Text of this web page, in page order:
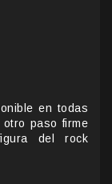
en todas
paso firme
del rock